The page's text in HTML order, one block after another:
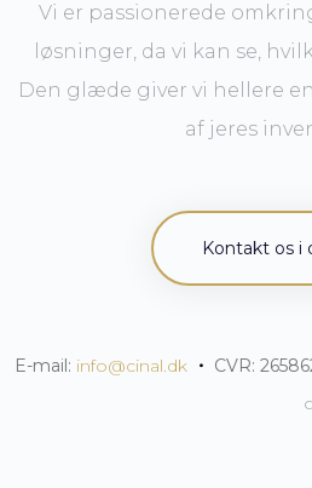
Vi er passionerede
løsninger, da vi kan se,
Den glæde giver vi hellere
af jeres
Kontakt os i
E-mail: info@cinal.dk ・ CVR: